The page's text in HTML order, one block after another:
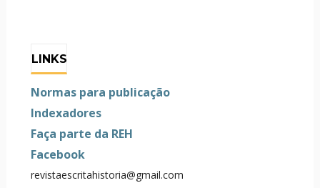
LINKS
Normas para publicação
Indexadores
Faça parte da REH
Facebook
revistaescritahistoria@gmail.com